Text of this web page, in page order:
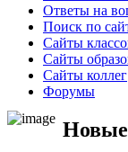
Ответы на
Поиск по
Сайты
Сайты
Сайты коллег
Форумы